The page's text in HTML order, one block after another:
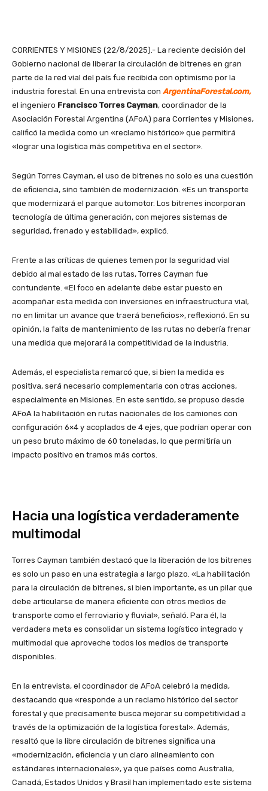
CORRIENTES Y MISIONES (22/8/2025).- La reciente decisión del
Gobierno nacional de liberar la circulación de bitrenes en gran
parte de la red vial del país fue recibida con optimismo por la
industria forestal. En una entrevista con ArgentinaForestal.com,
el ingeniero Francisco Torres Cayman, coordinador de la
Asociación Forestal Argentina (AFoA) para Corrientes y Misiones,
calificó la medida como un «reclamo histórico» que permitirá
«lograr una logística más competitiva en el sector».
Según Torres Cayman, el uso de bitrenes no solo es una cuestión
de eficiencia, sino también de modernización. «Es un transporte
que modernizará el parque automotor. Los bitrenes incorporan
tecnología de última generación, con mejores sistemas de
seguridad, frenado y estabilidad», explicó.
Frente a las críticas de quienes temen por la seguridad vial
debido al mal estado de las rutas, Torres Cayman fue
contundente. «El foco en adelante debe estar puesto en
acompañar esta medida con inversiones en infraestructura vial,
no en limitar un avance que traerá beneficios», reflexionó. En su
opinión, la falta de mantenimiento de las rutas no debería frenar
una medida que mejorará la competitividad de la industria.
Además, el especialista remarcó que, si bien la medida es
positiva, será necesario complementarla con otras acciones,
especialmente en Misiones. En este sentido, se propuso desde
AFoA la habilitación en rutas nacionales de los camiones con
configuración 6×4 y acoplados de 4 ejes, que podrían operar con
un peso bruto máximo de 60 toneladas, lo que permitiría un
impacto positivo en tramos más cortos.
Hacia una logística verdaderamente
multimodal
Torres Cayman también destacó que la liberación de los bitrenes
es solo un paso en una estrategia a largo plazo. «La habilitación
para la circulación de bitrenes, si bien importante, es un pilar que
debe articularse de manera eficiente con otros medios de
transporte como el ferroviario y fluvial», señaló. Para él, la
verdadera meta es consolidar un sistema logístico integrado y
multimodal que aproveche todos los medios de transporte
disponibles.
En la entrevista, el coordinador de AFoA celebró la medida,
destacando que «responde a un reclamo histórico del sector
forestal y que precisamente busca mejorar su competitividad a
través de la optimización de la logística forestal». Además,
resaltó que la libre circulación de bitrenes significa una
«modernización, eficiencia y un claro alineamiento con
estándares internacionales», ya que países como Australia,
Canadá, Estados Unidos y Brasil han implementado este sistema